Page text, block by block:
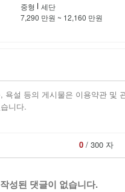
중형
세단
7,290 만원 ~ 12,160 만원
0/ 300 자
작성된 댓글이 없습니다.